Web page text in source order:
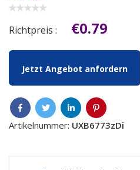
Richtpreis : €0.79
Jetzt Angebot anfordern
Artikelnummer: UXB6773zDi